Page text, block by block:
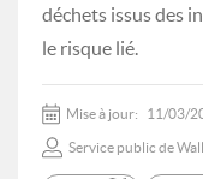
déchets issus des
le risque lié.
Mise à jour: 11/03/
Service public de